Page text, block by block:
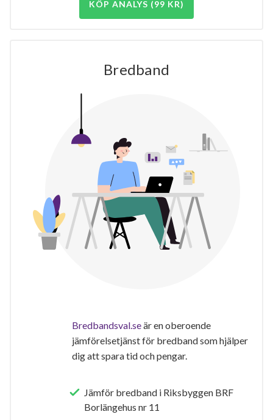
KÖP ANALYS (99 KR)
Bredband
Bredbandsval.seär en oberoende
jämförelsetjänst för bredband som hjälper
dig att spara tid och pengar.
Jämför bredband i Riksbyggen BRF
Borlängehus nr 11